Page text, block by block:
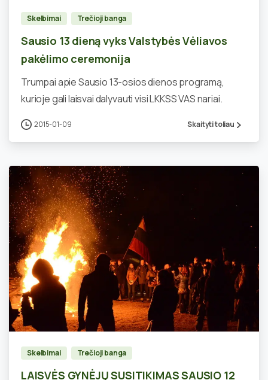
Skelbimai Trečioji banga
Sausio 13 dieną vyks Valstybės Vėliavos
pakėlimo ceremonija
Trumpai apie Sausio 13-osios dienos programą,
kurioje gali laisvai dalyvauti visi LKKSS VAS nariai.
2015-01-09 Skaityti toliau
Skelbimai Trečioji banga
LAISVĖS GYNĖJŲ SUSITIKIMAS SAUSIO 12